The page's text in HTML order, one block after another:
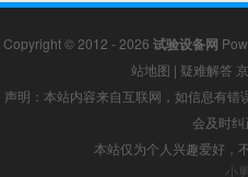
Copyright © 2012 - 2026 试验设备网
站地图 | 疑难解答
声明：本站内容来自互联网，如信息有
会及时
本站仅为个人兴趣爱好，
小